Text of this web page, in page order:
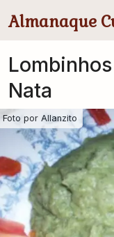
Almanaque
Nata
Foto por Allanzito